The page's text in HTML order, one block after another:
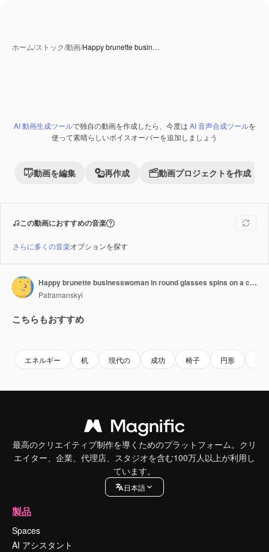
ホーム/ストック/動画/Happy brunette busin…
Premium
AI 動画生成ツールで独自の動画を作成したら、今度は AI 音声合成ツールを
使って素晴らしいボイスオーバーを追加しましょう
動画を編集 再作成 動画プロジェクトを作成
この動画におすすめの音楽
さらに多くの音楽オプションを探す
Happy brunette businesswoman in round glasses spins on a chair at a desk in the office while fighting for success and victory at her desk in a modern office
Patramanskyi
こちらもおすすめ
エネルギー 机 現代の 成功 椅子 円形
最高のクリエイティブ制作を導くためのプラットフォーム。クリ
エイター、企業、代理店、スタジオを含む100万人以上が利用し
ています。
日本語
製品
Spaces
AI アシスタント